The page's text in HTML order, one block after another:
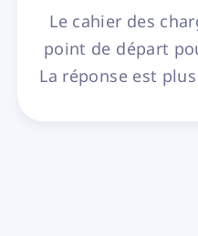
Le cahier des
point de départ
La réponse est